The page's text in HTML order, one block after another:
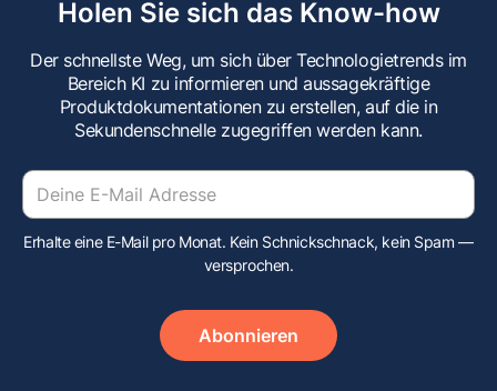
Holen Sie sich das Know-how
Der schnellste Weg, um sich über Technologietrends im
Bereich KI zu informieren und aussagekräftige
Produktdokumentationen zu erstellen, auf die in
Sekundenschnelle zugegriffen werden kann.
Erhalte eine E-Mail pro Monat. Kein Schnickschnack, kein Spam —
versprochen.